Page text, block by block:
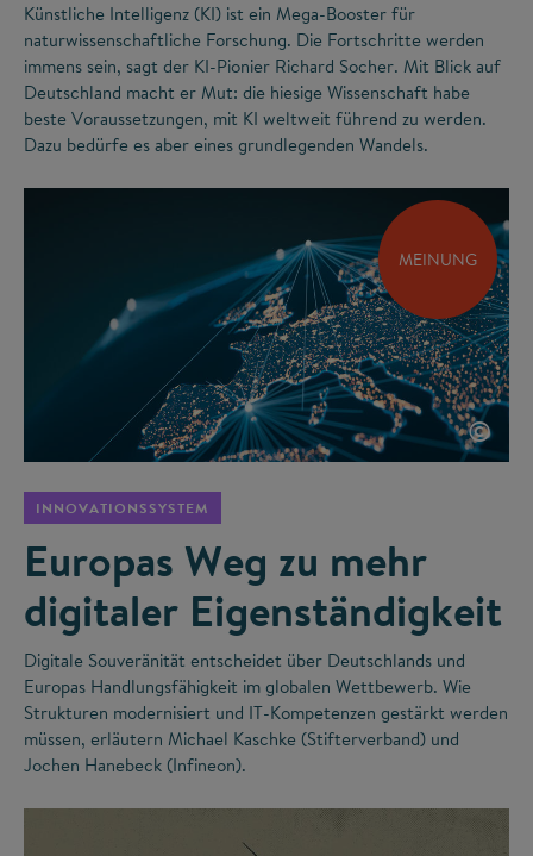
Künstliche Intelligenz (KI) ist ein Mega-Booster für
naturwissenschaftliche Forschung. Die Fortschritte werden
immens sein, sagt der KI-Pionier Richard Socher. Mit Blick auf
Deutschland macht er Mut: die hiesige Wissenschaft habe
beste Voraussetzungen, mit KI weltweit führend zu werden.
Dazu bedürfe es aber eines grundlegenden Wandels.
MEINUNG
©
INNOVATIONSSYSTEM
Europas Weg zu mehr
digitaler Eigenständigkeit
Digitale Souveränität entscheidet über Deutschlands und
Europas Handlungsfähigkeit im globalen Wettbewerb. Wie
Strukturen modernisiert und IT-Kompetenzen gestärkt werden
müssen, erläutern Michael Kaschke (Stifterverband) und
Jochen Hanebeck (Infineon).